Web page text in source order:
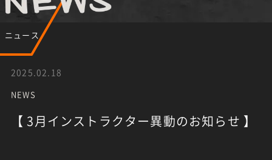
ニュース
2025.02.18
NEWS
【 3月インストラクター異動のお知らせ 】